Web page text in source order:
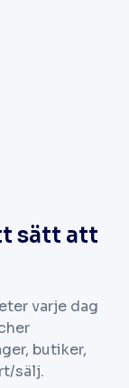
sätt att
varje dag
butiker,
sälj.